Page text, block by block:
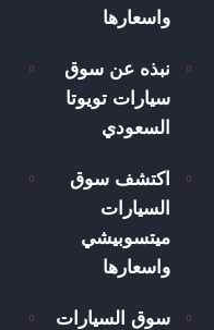
واسعارها
نبذه عن سوق
سيارات تويوتا
السعودي
اكتشف سوق
السيارات
ميتسوبيشي
واسعارها
سوق السيارات